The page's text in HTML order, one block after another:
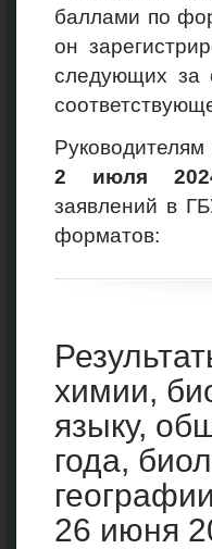
баллами по
он
следующих за
2
июля
заявлений в
форматов:
химии,
языку,
года,
26 июня